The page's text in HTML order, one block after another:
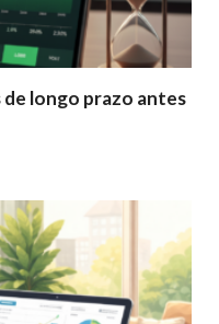
longo prazo antes